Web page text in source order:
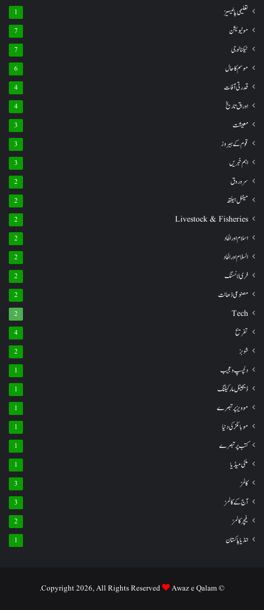
تعلیمی پالیسیز 1
موٹیویشن 7
ٹیکنالوجی 7
موسم کا حال 6
قدرتی آفات 4
اوراق تاریخ 4
معیشت 3
قوم کے ہیروز 3
اہم خبریں 3
سروروق 2
مینٹل ہیلتھ 2
Livestock & Fisheries
2
اسلام اور الحاد 2
السلام اور الحاد 2
فری لانسنگ 2
مصنوعی ذھانت 2
Tech
2
تفریح 4
شوبز 2
دلچسپ و عجیب 1
ڈیجیٹل مارکیٹنگ 1
موویز پر تبصرے 1
موبائلز کی دنیا 1
کتب پر تبصرے 1
ملٹی میڈیا 1
کالمز 3
آج کے کالمز 3
فیچر کالمز 2
انڈیا پاکستان 1
© Copyright 2026, All Rights Reserved
Awaz e Qalam.